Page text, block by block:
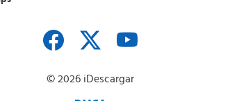
© 2026 iDescargar